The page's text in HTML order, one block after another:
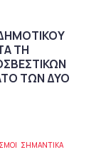
ΤΗ
ΤΩΝ ΔΥΟ
ΣΗΜΑΝΤΙΚΆ